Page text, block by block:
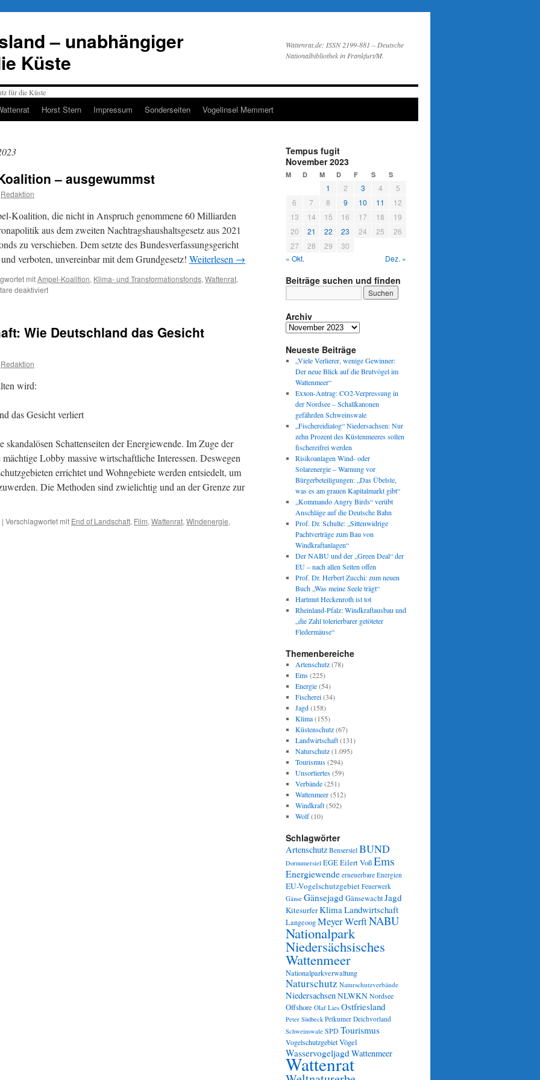
– unabhängiger
Küste
Wattenrat.de: ISSN 2199-881 – Deutsche
Nationalbibliothek in Frankfurt/M.
Horst Stern Impressum Sonderseiten Vogelinsel Memmert
– ausgewummst
Redaktion
Koalition, die nicht in Anspruch genommene 60 Milliarden
aus dem zweiten Nachtragshaushaltsgesetz aus 2021
zu verschieben. Dem setzte des Bundesverfassungsgericht
verboten, unvereinbar mit dem Grundgesetz! Weiterlesen →
mitAmpel-Koalition, Klima- und Transformationsfonds, Wattenrat,
deaktiviertfür
Ampel-
Wie Deutschland das Gesicht
Redaktion
wird:
das Gesicht verliert
Schattenseiten der Energiewende. Im Zuge der
Lobby massive wirtschaftliche Interessen. Deswegen
errichtet und Wohngebiete werden entsiedelt, um
Die Methoden sind zwielichtig und an der Grenze zur
| Verschlagwortet mit End of Landschaft, Film, Wattenrat, Windenergie,
Tempus fugit
November 2023
M D M D F S S
1 2 3 4
5
6
7 8 9 10 11
12
13
14 15 16 17 18
19
20
21 22 23 24 25
26
27
28 29
30
« Okt.
Dez. »
Beiträge suchen und finden
Archiv
Archiv
Neueste Beiträge
„Viele Verlierer, wenige Gewinner:
Der neue Blick auf die Brutvögel im
Wattenmeer“
Exxon-Antrag: CO2-Verpressung in
der Nordsee – Schallkanonen
gefährden Schweinswale
„Fischereidialog“ Niedersachsen: Nur
zehn Prozent des Küstenmeeres sollen
fischereifrei werden
Risikoanlagen Wind- oder
Solarenergie – Warnung vor
Bürgerbeteiligungen: „Das Übelste,
was es am grauen Kapitalmarkt gibt“
„Kommando Angry Birds“ verübt
Anschläge auf die Deutsche Bahn
Prof. Dr. Schulte: „Sittenwidrige
Pachtverträge zum Bau von
Windkraftanlagen“
Der NABU und der „Green Deal“ der
EU – nach allen Seiten offen
Prof. Dr. Herbert Zucchi: zum neuen
Buch „Was meine Seele trägt“
Hartmut Heckenroth ist tot
Rheinland-Pfalz: Windkraftausbau und
„die Zahl tolerierbarer getöteter
Fledermäuse“
Themenbereiche
Artenschutz(78)
Ems(225)
Energie(54)
Fischerei(34)
Jagd(158)
Klima(155)
Küstenschutz(67)
Landwirtschaft(131)
Naturschutz(1.095)
Tourismus(294)
Unsortiertes(59)
Verbände(251)
Wattenmeer(512)
Windkraft(502)
Wolf(10)
Schlagwörter
Artenschutz Bensersiel BUND
Dornumersiel EGEEilert VoßEms
Energiewende erneuerbare Energien
EU-Vogelschutzgebiet Feuerwerk
Gänse GänsejagdGänsewachtJagd
KitesurferKlimaLandwirtschaft
LangeoogMeyer WerftNABU
Nationalpark
Niedersächsisches
Wattenmeer
Nationalparkverwaltung
Naturschutz Naturschutzverbände
NiedersachsenNLWKNNordsee
Offshore Olaf Lies Ostfriesland
Peter Südbeck Petkumer Deichvorland
Schweinswale SPDTourismus
VogelschutzgebietVögel
WasservogeljagdWattenmeer
Wattenrat